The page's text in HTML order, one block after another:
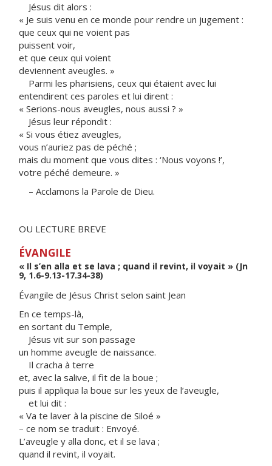
Jésus dit alors :
« Je suis venu en ce monde pour rendre un jugement :
que ceux qui ne voient pas
puissent voir,
et que ceux qui voient
deviennent aveugles. »
Parmi les pharisiens, ceux qui étaient avec lui
entendirent ces paroles et lui dirent :
« Serions-nous aveugles, nous aussi ? »
Jésus leur répondit :
« Si vous étiez aveugles,
vous n’auriez pas de péché ;
mais du moment que vous dites : ‘Nous voyons !’,
votre péché demeure. »
– Acclamons la Parole de Dieu.
OU LECTURE BREVE
ÉVANGILE
« Il s’en alla et se lava ; quand il revint, il voyait » (Jn
9, 1.6-9.13-17.34-38)
Évangile de Jésus Christ selon saint Jean
En ce temps-là,
en sortant du Temple,
Jésus vit sur son passage
un homme aveugle de naissance.
Il cracha à terre
et, avec la salive, il fit de la boue ;
puis il appliqua la boue sur les yeux de l’aveugle,
et lui dit :
« Va te laver à la piscine de Siloé »
– ce nom se traduit : Envoyé.
L’aveugle y alla donc, et il se lava ;
quand il revint, il voyait.